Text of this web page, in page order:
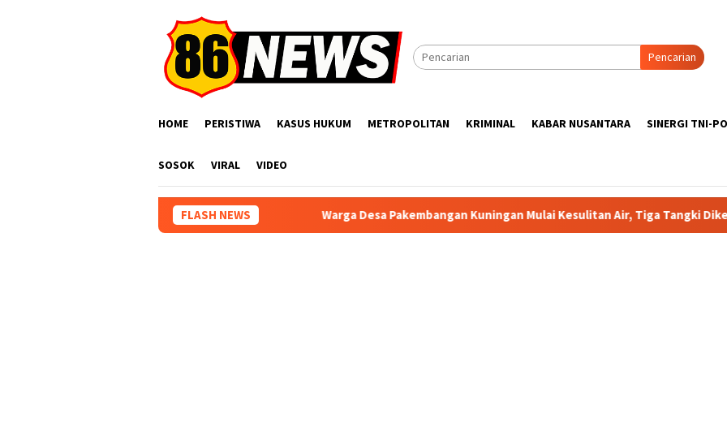
Pencarian
HOME PERISTIWA KASUS HUKUM METROPOLITAN KRIMINAL KABAR NUSANTARA SINERGI TNI-
SOSOK VIRAL VIDEO
FLASH NEWSWarga Desa Pakembangan Kuningan Mulai Kesulitan Air, Tiga Tangki Dikerahkan Setiap